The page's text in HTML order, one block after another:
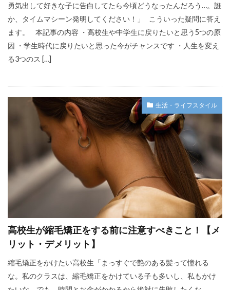
勇気出して好きな子に告白してたら今頃どうなったんだろう…。誰
か、タイムマシーン発明してください！」 こういった疑問に答え
ます。 本記事の内容 ・高校生や中学生に戻りたいと思う5つの原
因 ・学生時代に戻りたいと思った今がチャンスです ・人生を変え
る3つのス […]
生活・ライフスタイル
高校生が縮毛矯正をする前に注意すべきこと！【メ
リット・デメリット】
縮毛矯正をかけたい高校生「まっすぐで艶のある髪って憧れる
な。私のクラスは、縮毛矯正をかけている子も多いし、私もかけ